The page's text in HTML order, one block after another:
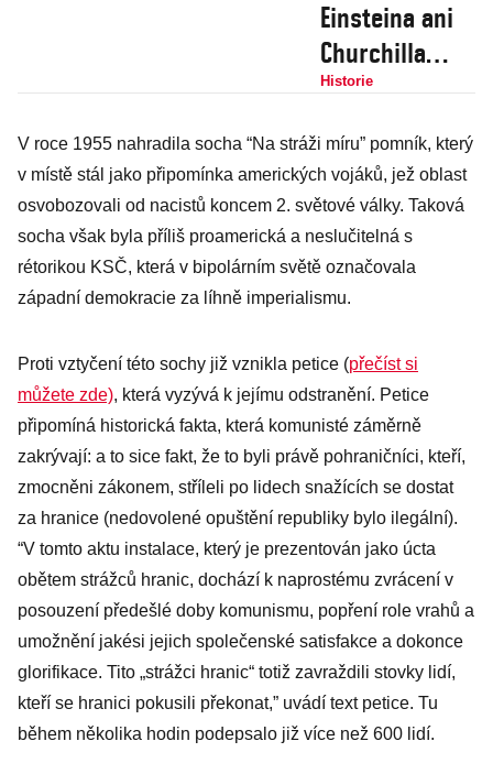
Einsteina ani
Churchilla
nezabrala.
oběsili Miladu
Horákovou po
vykonstruovan
ém procesu
Historie
V roce 1955 nahradila socha “Na stráži míru” pomník, který
v místě stál jako připomínka amerických vojáků, jež oblast
osvobozovali od nacistů koncem 2. světové války. Taková
socha však byla příliš proamerická a neslučitelná s
rétorikou KSČ, která v bipolárním světě označovala
západní demokracie za líhně imperialismu.
Proti vztyčení této sochy již vznikla petice (přečíst si
můžete zde), která vyzývá k jejímu odstranění. Petice
připomíná historická fakta, která komunisté záměrně
zakrývají: a to sice fakt, že to byli právě pohraničníci, kteří,
zmocněni zákonem, stříleli po lidech snažících se dostat
za hranice (nedovolené opuštění republiky bylo ilegální).
“V tomto aktu instalace, který je prezentován jako úcta
obětem strážců hranic, dochází k naprostému zvrácení v
posouzení předešlé doby komunismu, popření role vrahů a
umožnění jakési jejich společenské satisfakce a dokonce
glorifikace. Tito „strážci hranic“ totiž zavraždili stovky lidí,
kteří se hranici pokusili překonat,” uvádí text petice. Tu
během několika hodin podepsalo již více než 600 lidí.